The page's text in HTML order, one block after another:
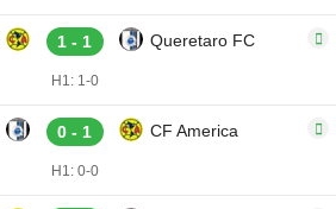
1 - 1 Queretaro FC
H1: 1-0
0 - 1 CF America
H1: 0-0